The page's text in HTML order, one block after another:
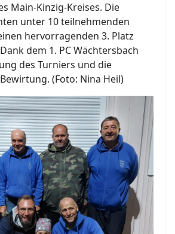
Main-Kinzig-Kreises. Die
unter 10 teilnehmenden
hervorragenden 3. Platz
dem 1. PC Wächtersbach
des Turniers und die
(Foto: Nina Heil)